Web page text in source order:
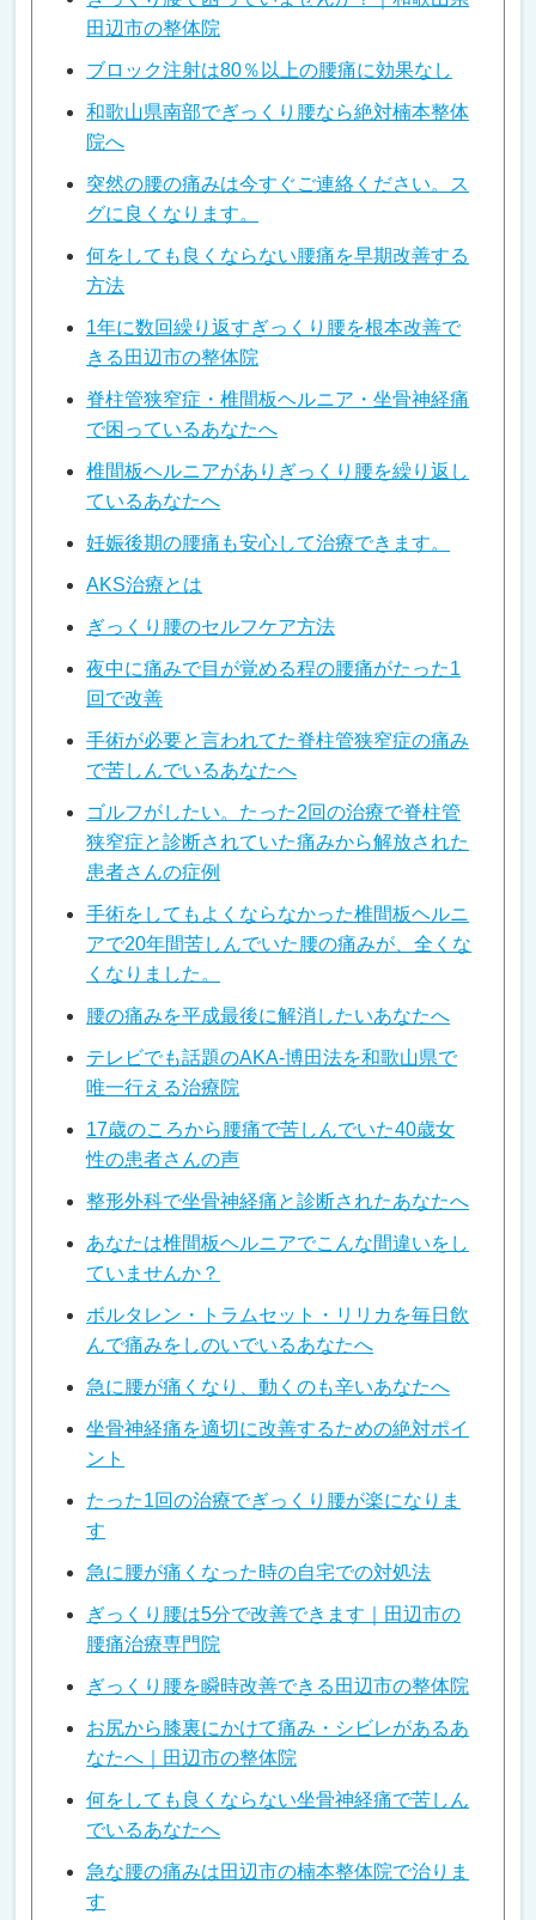
田辺市の整体院
ブロック注射は80％以上の腰痛に効果なし
和歌山県南部でぎっくり腰なら絶対楠本整体
院へ
突然の腰の痛みは今すぐご連絡ください。ス
グに良くなります。
何をしても良くならない腰痛を早期改善する
方法
1年に数回繰り返すぎっくり腰を根本改善で
きる田辺市の整体院
脊柱管狭窄症・椎間板ヘルニア・坐骨神経痛
で困っているあなたへ
椎間板ヘルニアがありぎっくり腰を繰り返し
ているあなたへ
妊娠後期の腰痛も安心して治療できます。
AKS治療とは
ぎっくり腰のセルフケア方法
夜中に痛みで目が覚める程の腰痛がたった1
回で改善
手術が必要と言われてた脊柱管狭窄症の痛み
で苦しんでいるあなたへ
ゴルフがしたい。たった2回の治療で脊柱管
狭窄症と診断されていた痛みから解放された
患者さんの症例
手術をしてもよくならなかった椎間板ヘルニ
アで20年間苦しんでいた腰の痛みが、全くな
くなりました。
腰の痛みを平成最後に解消したいあなたへ
テレビでも話題のAKA-博田法を和歌山県で
唯一行える治療院
17歳のころから腰痛で苦しんでいた40歳女
性の患者さんの声
整形外科で坐骨神経痛と診断されたあなたへ
あなたは椎間板ヘルニアでこんな間違いをし
ていませんか？
ボルタレン・トラムセット・リリカを毎日飲
んで痛みをしのいでいるあなたへ
急に腰が痛くなり、動くのも辛いあなたへ
坐骨神経痛を適切に改善するための絶対ポイ
ント
たった1回の治療でぎっくり腰が楽になりま
す
急に腰が痛くなった時の自宅での対処法
ぎっくり腰は5分で改善できます｜田辺市の
腰痛治療専門院
ぎっくり腰を瞬時改善できる田辺市の整体院
お尻から膝裏にかけて痛み・シビレがあるあ
なたへ｜田辺市の整体院
何をしても良くならない坐骨神経痛で苦しん
でいるあなたへ
急な腰の痛みは田辺市の楠本整体院で治りま
す